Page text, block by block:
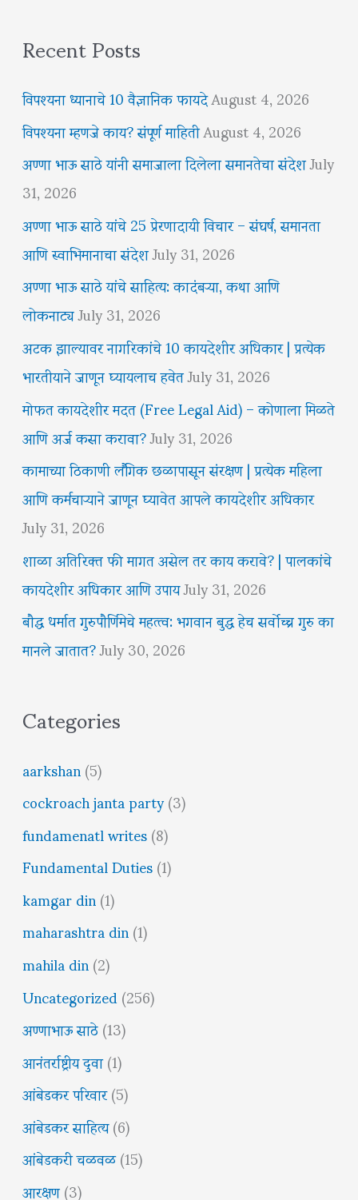
Recent Posts
विपश्यना ध्यानाचे 10 वैज्ञानिक फायदेAugust 4, 2026
विपश्यना म्हणजे काय? संपूर्ण माहितीAugust 4, 2026
अण्णा भाऊ साठे यांनी समाजाला दिलेला समानतेचा संदेशJuly
31, 2026
अण्णा भाऊ साठे यांचे 25 प्रेरणादायी विचार – संघर्ष, समानता
आणि स्वाभिमानाचा संदेशJuly 31, 2026
अण्णा भाऊ साठे यांचे साहित्य: कादंबऱ्या, कथा आणि
लोकनाट्यJuly 31, 2026
अटक झाल्यावर नागरिकांचे 10 कायदेशीर अधिकार | प्रत्येक
भारतीयाने जाणून घ्यायलाच हवेतJuly 31, 2026
मोफत कायदेशीर मदत (Free Legal Aid) – कोणाला मिळते
आणि अर्ज कसा करावा?July 31, 2026
कामाच्या ठिकाणी लैंगिक छळापासून संरक्षण | प्रत्येक महिला
आणि कर्मचाऱ्याने जाणून घ्यावेत आपले कायदेशीर अधिकार
July 31, 2026
शाळा अतिरिक्त फी मागत असेल तर काय करावे? | पालकांचे
कायदेशीर अधिकार आणि उपायJuly 31, 2026
बौद्ध धर्मात गुरुपौर्णिमेचे महत्त्व: भगवान बुद्ध हेच सर्वोच्च गुरु का
मानले जातात?July 30, 2026
Categories
aarkshan(5)
cockroach janta party(3)
fundamenatl writes(8)
Fundamental Duties(1)
kamgar din(1)
maharashtra din(1)
mahila din(2)
Uncategorized(256)
अण्णाभाऊ साठे(13)
आनंतर्राष्ट्रीय दुवा(1)
आंबेडकर परिवार(5)
आंबेडकर साहित्य(6)
आंबेडकरी चळवळ(15)
आरक्षण(3)